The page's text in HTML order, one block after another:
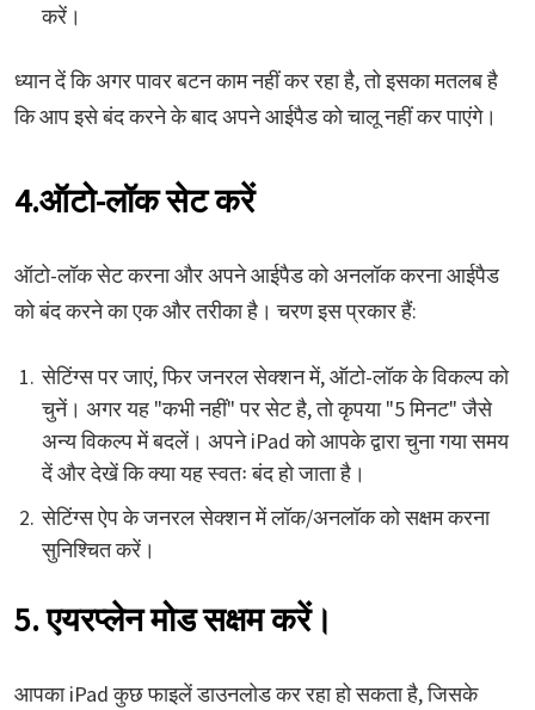
करें।
ध्यान दें कि अगर पावर बटन काम नहीं कर रहा है, तो इसका मतलब है
कि आप इसे बंद करने के बाद अपने आईपैड को चालू नहीं कर पाएंगे।
4.ऑटो-लॉक सेट करें
ऑटो-लॉक सेट करना और अपने आईपैड को अनलॉक करना आईपैड
को बंद करने का एक और तरीका है। चरण इस प्रकार हैं:
सेटिंग्स पर जाएं, फिर जनरल सेक्शन में, ऑटो-लॉक के विकल्प को
चुनें। अगर यह "कभी नहीं" पर सेट है, तो कृपया "5 मिनट" जैसे
अन्य विकल्प में बदलें। अपने iPad को आपके द्वारा चुना गया समय
दें और देखें कि क्या यह स्वतः बंद हो जाता है।
सेटिंग्स ऐप के जनरल सेक्शन में लॉक/अनलॉक को सक्षम करना
सुनिश्चित करें।
5. एयरप्लेन मोड सक्षम करें।
आपका iPad कुछ फाइलें डाउनलोड कर रहा हो सकता है, जिसके